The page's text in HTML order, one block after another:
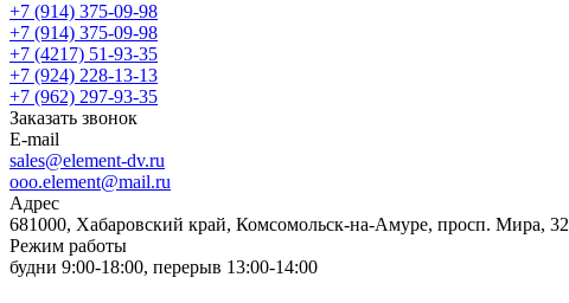
+7 (914) 375-09-98
+7 (914) 375-09-98
+7 (4217) 51-93-35
+7 (924) 228-13-13
+7 (962) 297-93-35
Заказать звонок
E-mail
sales@element-dv.ru
ooo.element@mail.ru
Адрес
681000, Хабаровский край, Комсомольск-на-Амуре, просп. Мира, 32
Режим работы
будни 9:00-18:00, перерыв 13:00-14:00